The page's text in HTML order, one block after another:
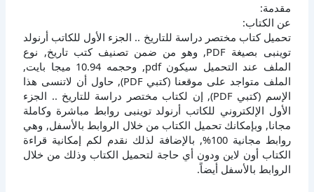
مقدمة:
عن الكتاب:
تحميل كتاب مختصر دراسة للتاريخ .. الجزء الأول للكاتب أرنولد
توينبى بصيغة PDF, وهو من ضمن تصنيف كتب تاريخ, نوع
الملف عند التحميل سيكون pdf, وحجمه 10.94 ميجا بايت,
الملف متواجد على موقعنا (كتبي PDF), حاول أن لاتنسى هذا
الإسم (كتبي PDF), إن لكتاب مختصر دراسة للتاريخ .. الجزء
الأول الإلكتروني للكاتب أرنولد توينبى روابط مباشرة وكاملة
مجانا, وبإمكانك تحميل الكتاب من خلال الروابط بالأسفل, وهي
روابط مجانية 100%, بالإضافة لذلك نقدم لكم إمكانية قراءة
الكتاب أون لاين ودون أي حاجة لتحميل الكتاب وذلك من خلال
الروابط بالأسفل أيضاً.